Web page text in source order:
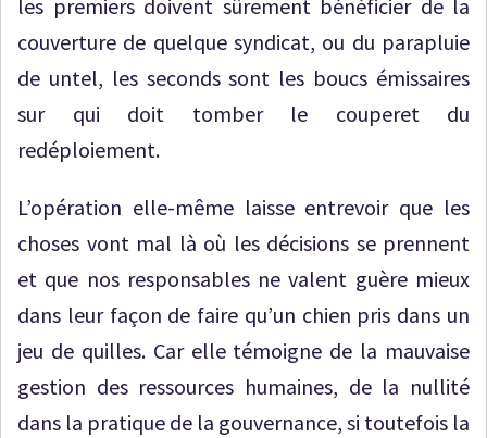
les premiers doivent sûrement bénéficier de la
couverture de quelque syndicat, ou du parapluie
de untel, les seconds sont les boucs émissaires
sur qui doit tomber le couperet du
redéploiement.
L’opération elle-même laisse entrevoir que les
choses vont mal là où les décisions se prennent
et que nos responsables ne valent guère mieux
dans leur façon de faire qu’un chien pris dans un
jeu de quilles. Car elle témoigne de la mauvaise
gestion des ressources humaines, de la nullité
dans la pratique de la gouvernance, si toutefois la